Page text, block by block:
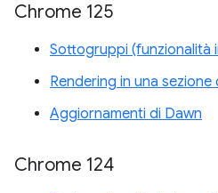
Chrome 125
Sottogruppi (funzionalità
Rendering in una
Aggiornamenti di Dawn
Chrome 124